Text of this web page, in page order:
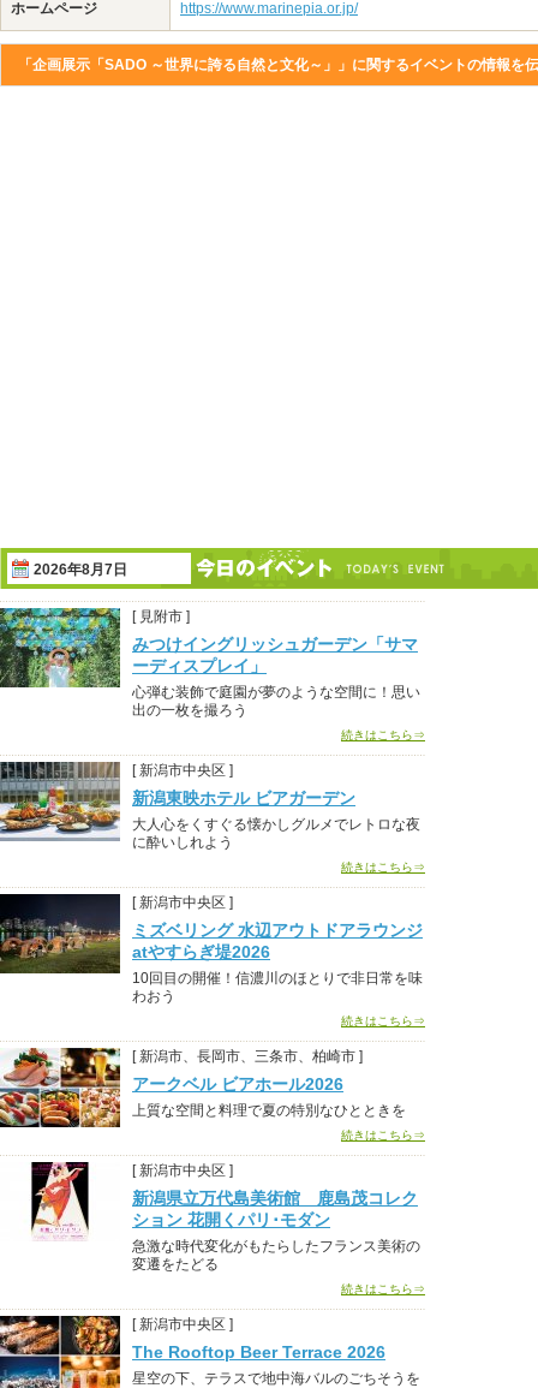
ホームページ https://www.marinepia.or.jp/
「企画展示「SADO ～世界に誇る自然と文化～」」に関するイベントの情報を
2026年8月7日
[ 見附市 ]
みつけイングリッシュガーデン「サマ
ーディスプレイ」
心弾む装飾で庭園が夢のような空間に！思い
出の一枚を撮ろう
続きはこちら⇒
[ 新潟市中央区 ]
新潟東映ホテル ビアガーデン
大人心をくすぐる懐かしグルメでレトロな夜
に酔いしれよう
続きはこちら⇒
[ 新潟市中央区 ]
ミズベリング 水辺アウトドアラウンジ
atやすらぎ堤2026
10回目の開催！信濃川のほとりで非日常を味
わおう
続きはこちら⇒
[ 新潟市、長岡市、三条市、柏崎市 ]
アークベル ビアホール2026
上質な空間と料理で夏の特別なひとときを
続きはこちら⇒
[ 新潟市中央区 ]
新潟県立万代島美術館 鹿島茂コレク
ション 花開くパリ･モダン
急激な時代変化がもたらしたフランス美術の
変遷をたどる
続きはこちら⇒
[ 新潟市中央区 ]
The Rooftop Beer Terrace 2026
星空の下、テラスで地中海バルのごちそうを